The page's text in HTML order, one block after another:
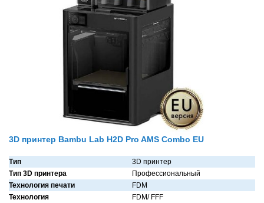
3D принтер Bambu Lab H2D Pro AMS Combo EU
Тип
3D принтер
Тип 3D принтера
Профессиональный
Технология печати
FDM
Технология
FDM/ FFF